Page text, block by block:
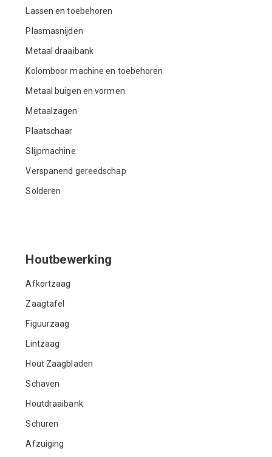
Lassen en toebehoren
Plasmasnijden
Metaal draaibank
Kolomboor machine en toebehoren
Metaal buigen en vormen
Metaalzagen
Plaatschaar
Slijpmachine
Verspanend gereedschap
Solderen
Houtbewerking
Afkortzaag
Zaagtafel
Figuurzaag
Lintzaag
Hout Zaagbladen
Schaven
Houtdraaibank
Schuren
Afzuiging